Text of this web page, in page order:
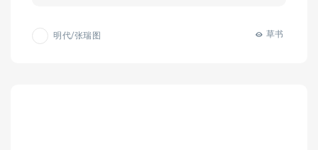
明代/张瑞图 草书